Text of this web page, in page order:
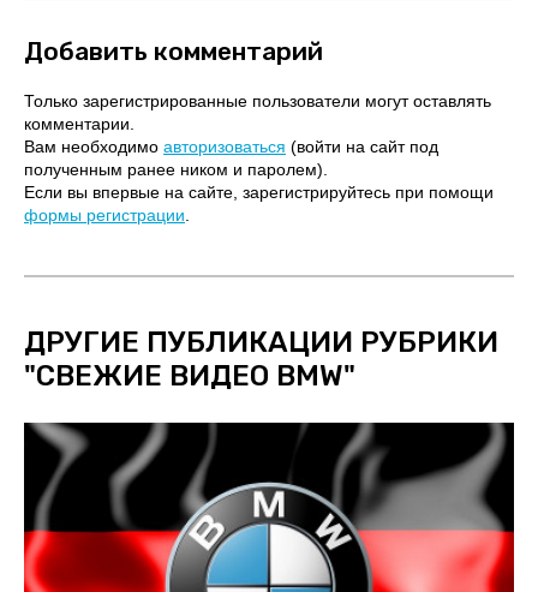
Добавить комментарий
Только зарегистрированные пользователи могут оставлять
комментарии.
Вам необходимо авторизоваться (войти на сайт под
полученным ранее ником и паролем).
Если вы впервые на сайте, зарегистрируйтесь при помощи
формы регистрации
ДРУГИЕ ПУБЛИКАЦИИ РУБРИКИ
"СВЕЖИЕ ВИДЕО BMW"